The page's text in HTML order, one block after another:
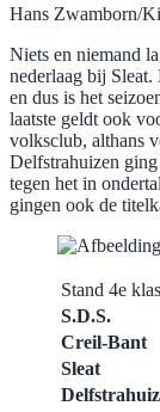
Hans Zwamborn/
Niets en niemand
nederlaag bij
en dus is het
laatste geldt ook
volksclub, althans
Delfstrahuizen
tegen het in
gingen ook de
Stand 4e
S.D.S.
Creil-Bant
Sleat